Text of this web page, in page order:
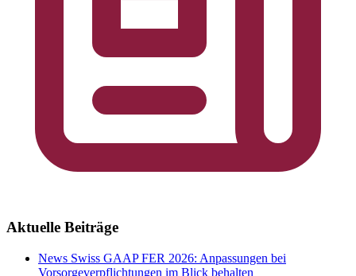
Aktuelle Beiträge
News Swiss GAAP FER 2026: Anpassungen bei
Vorsorgeverpflichtungen im Blick behalten